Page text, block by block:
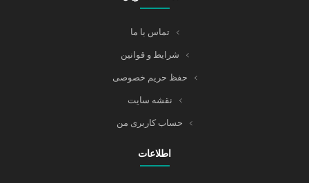
تماس با ما
شرایط و قوانین
حفظ حریم خصوصی
نقشه سایت
حساب کاربری من
اطلاعات